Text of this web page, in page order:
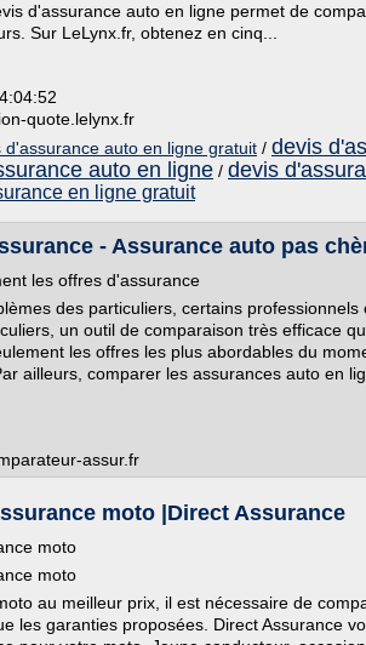
d'assurance auto en ligne permet de
Sur LeLynx.fr, obtenez en cinq...
quote.lelynx.fr
d'assurance auto en ligne gratuit / devis
auto en ligne / devis
en ligne gratuit
- Assurance auto pas
les offres d'assurance
des particuliers, certains
un outil de comparaison très efficace
les offres les plus abordables du
ailleurs, comparer les assurances auto en
assur.fr
moto |Direct Assurance
moto
moto
au meilleur prix, il est nécessaire de
les garanties proposées. Direct Assurance